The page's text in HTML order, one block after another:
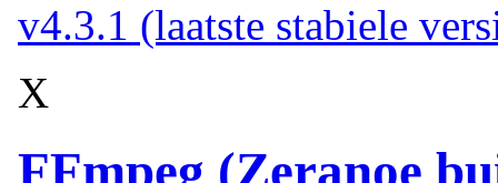
v4.3.1 (laatste stabiele
X
FFmpeg (Zeranoe